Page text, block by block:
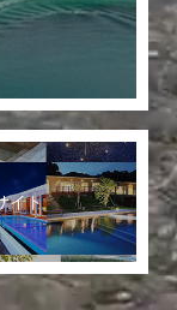
イト